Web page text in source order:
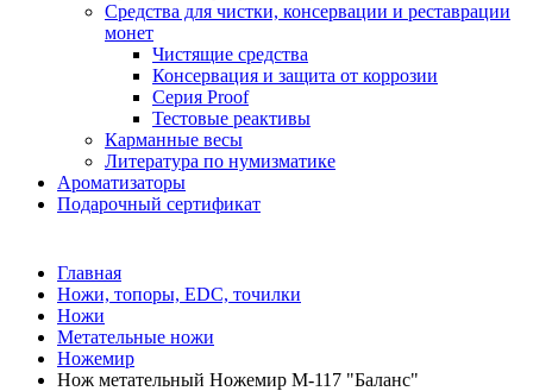
Средства для чистки, консервации и реставрации
монет
Чистящие средства
Консервация и защита от коррозии
Серия Proof
Тестовые реактивы
Карманные весы
Литература по нумизматике
Ароматизаторы
Подарочный сертификат
Главная
Ножи, топоры, EDC, точилки
Ножи
Метательные ножи
Ножемир
Нож метательный Ножемир М-117 "Баланс"